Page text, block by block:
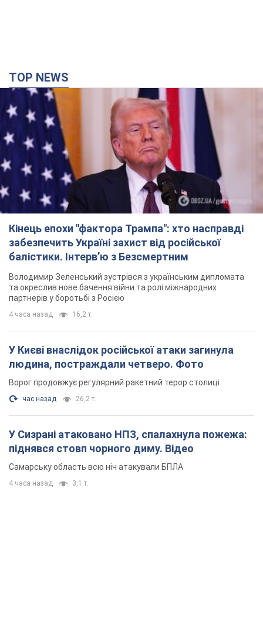
TOP NEWS
Кінець епохи "фактора Трампа": хто насправді
забезпечить Україні захист від російської
балістики. Інтерв’ю з Безсмертним
Володимир Зеленський зустрівся з українським дипломата
та окреслив нове бачення війни та ролі міжнародних
партнерів у боротьбі з Росією
4 часа назад 16,2 т.
У Києві внаслідок російської атаки загинула
людина, постраждали четверо. Фото
Ворог продовжує регулярний ракетний терор столиці
час назад 26,2 т.
У Сизрані атаковано НПЗ, спалахнула пожежа:
піднявся стовп чорного диму. Відео
Самарську область всю ніч атакували БПЛА
4 часа назад 3,1 т.